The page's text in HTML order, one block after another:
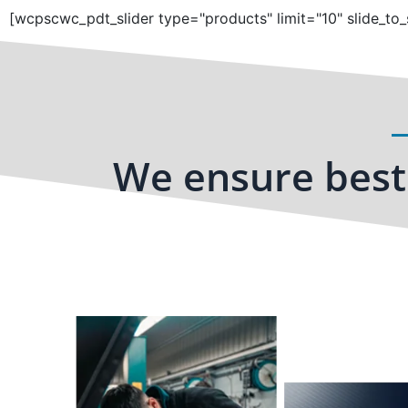
[wcpscwc_pdt_slider type="products" limit="10"
We ensure